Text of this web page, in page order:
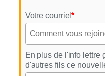
Votre courriel *
En plus de l'info lettre
d'autres fils de